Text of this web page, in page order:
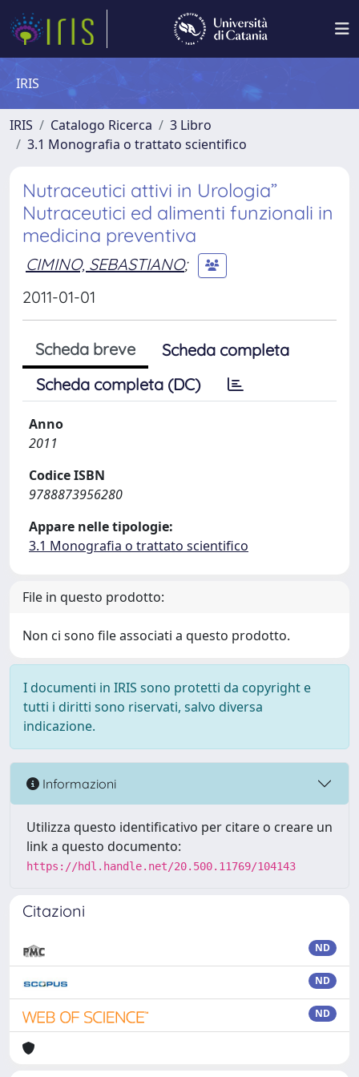
IRIS
IRIS Catalogo Ricerca
3 Libro
3.1 Monografia o trattato scientifico
Nutraceutici attivi in Urologia”
Nutraceutici ed alimenti funzionali in
medicina preventiva
CIMINO, SEBASTIANO;
2011-01-01
Scheda breve
Scheda completa
Scheda completa (DC)
Anno
2011
Codice ISBN
9788873956280
Appare nelle tipologie:
3.1 Monografia o trattato scientifico
File in questo prodotto:
Non ci sono file associati a questo prodotto.
I documenti in IRIS sono protetti da copyright e
tutti i diritti sono riservati, salvo diversa
indicazione.
Informazioni
Utilizza questo identificativo per citare o creare un
link a questo documento:
https://hdl.handle.net/20.500.11769/104143
Citazioni
ND
ND
ND